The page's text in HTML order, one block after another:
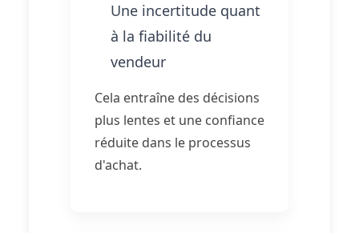
Une incertitude quant
à la fiabilité du
vendeur
Cela entraîne des décisions
plus lentes et une confiance
réduite dans le processus
d'achat.